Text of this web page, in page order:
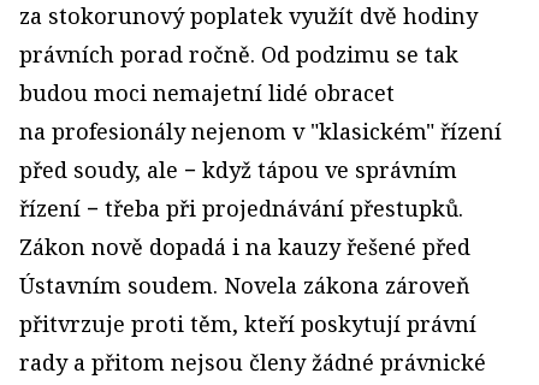
za stokorunový poplatek využít dvě hodiny
právních porad ročně. Od podzimu se tak
budou moci nemajetní lidé obracet
na profesionály nejenom v "klasickém" řízení
před soudy, ale − když tápou ve správním
řízení − třeba při projednávání přestupků.
Zákon nově dopadá i na kauzy řešené před
Ústavním soudem. Novela zákona zároveň
přitvrzuje proti těm, kteří poskytují právní
rady a přitom nejsou členy žádné právnické